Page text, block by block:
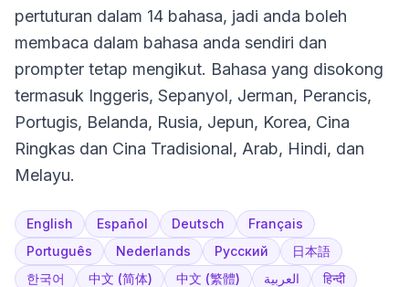
pertuturan dalam 14 bahasa, jadi anda boleh
membaca dalam bahasa anda sendiri dan
prompter tetap mengikut. Bahasa yang disokong
termasuk Inggeris, Sepanyol, Jerman, Perancis,
Portugis, Belanda, Rusia, Jepun, Korea, Cina
Ringkas dan Cina Tradisional, Arab, Hindi, dan
Melayu.
English Español Deutsch
Français
Português
Nederlands Русский
日本語
한국어
中文 (简体) 中文 (繁體) العربية
हिन्दी